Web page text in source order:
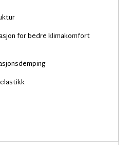
for bedre klimakomfort